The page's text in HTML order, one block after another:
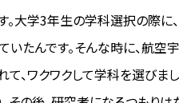
。大学3年生の学科選択の際に
いたんです。そんな時に、航
て、ワクワクして学科を選びま